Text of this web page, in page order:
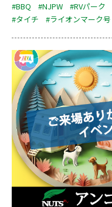
#BBQ
#NJPW #RVパーク
#タイチ
#ライオンマーク号